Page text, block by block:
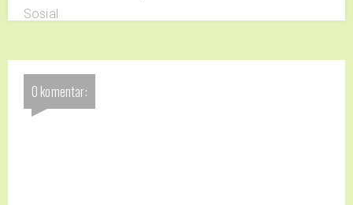
Sosial
0 komentar: